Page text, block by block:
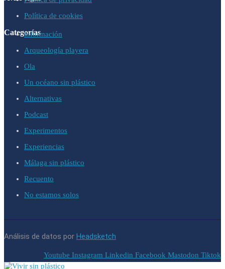
Política de cookies
Categoríasinformación
Arqueología playera
Ola
Un océano sin plástico
Alternativas
Podcast
Experimentos
Experiencias
Málaga sin plástico
Recuento
No estamos solos
Análisis de datos por Headsketch
Youtube Instagram Linkedin Facebook Mastodon Tiktok